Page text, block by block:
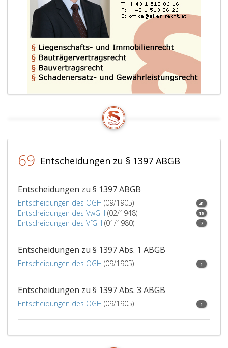
69 Entscheidungen zu § 1397 ABGB
Entscheidungen zu § 1397 ABGB
Entscheidungen des OGH (09/1905) 41
Entscheidungen des VwGH (02/1948) 19
Entscheidungen des VfGH (01/1980) 7
Entscheidungen zu § 1397 Abs. 1 ABGB
Entscheidungen des OGH (09/1905) 1
Entscheidungen zu § 1397 Abs. 3 ABGB
Entscheidungen des OGH (09/1905) 1